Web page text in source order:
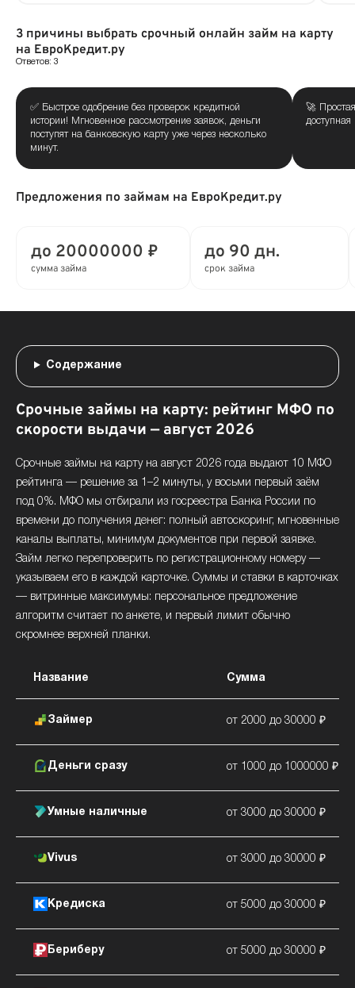
3 причины выбрать срочный онлайн займ на карту
на ЕвроКредит.ру
Ответов: 3
✅ Быстрое одобрение без проверок кредитной
истории! Мгновенное рассмотрение заявок, деньги
поступят на банковскую карту уже через несколько
минут.
🚀
доступная
Предложения по займам на ЕвроКредит.ру
до 20000000 ₽
сумма займа
до 90 дн.
срок займа
Содержание
Срочные займы на карту: рейтинг МФО по
скорости выдачи — август 2026
Срочные займы на карту на август 2026 года выдают 10 МФО
рейтинга — решение за 1–2 минуты, у восьми первый заём
под 0%. МФО мы отбирали из госреестра Банка России по
времени до получения денег: полный автоскоринг, мгновенные
каналы выплаты, минимум документов при первой заявке.
Займ легко перепроверить по регистрационному номеру —
указываем его в каждой карточке. Суммы и ставки в карточках
— витринные максимумы: персональное предложение
алгоритм считает по анкете, и первый лимит обычно
скромнее верхней планки.
Название Сумма
Займер от 2000 до 30000 ₽
Деньги сразу от 1000 до 1000000 ₽
Умные наличные от 3000 до 30000 ₽
Vivus от 3000 до 30000 ₽
Кредиска от 5000 до 30000 ₽
Бериберу от 5000 до 30000 ₽